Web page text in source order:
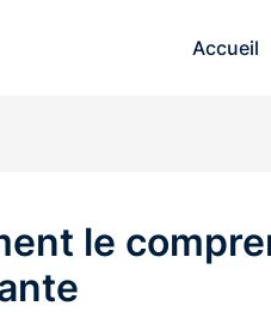
Accueil
le